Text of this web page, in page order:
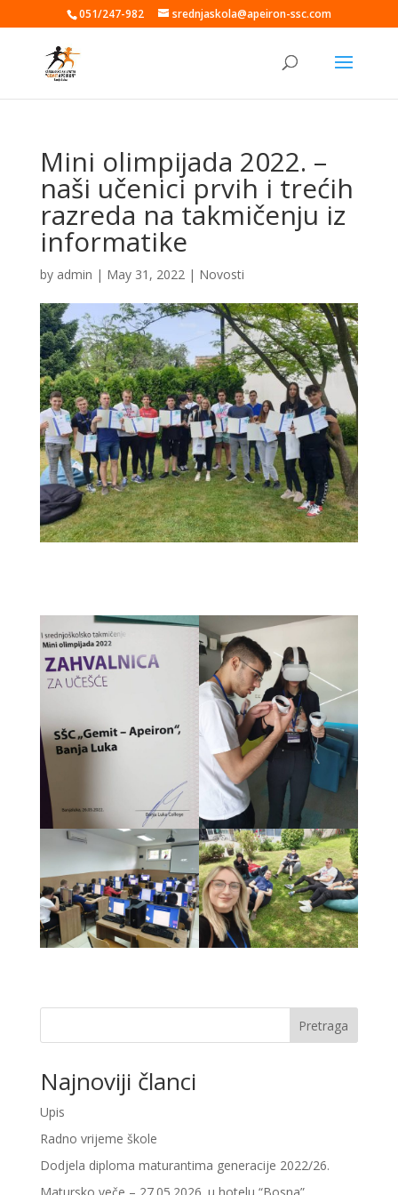
051/247-982 srednjaskola@apeiron-ssc.com
Mini olimpijada 2022. –
naši učenici prvih i trećih
razreda na takmičenju iz
informatike
by admin | May 31, 2022| Novosti
Pretraga
Najnoviji članci
Upis
Radno vrijeme škole
Dodjela diploma maturantima generacije 2022/26.